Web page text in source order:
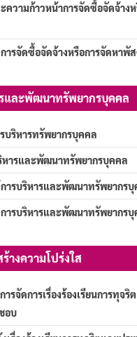
ความก้าวหน้าการจัดซื้อจัดจ้าง
ารจัดซื้อจัดจ้างหรือการจัดหาพั
และพัฒนาทรัพยากรบุคคล
บริหารทรัพยากรบุคคล
หารและพัฒนาทรัพยากรบุคคล
ารบริหารและพัฒนาทรัพยากรบุ
ารบริหารและพัฒนาทรัพยากร
ร้างความโปร่งใส
รจัดการเรื่องร้องเรียนการทุจริ
อบ